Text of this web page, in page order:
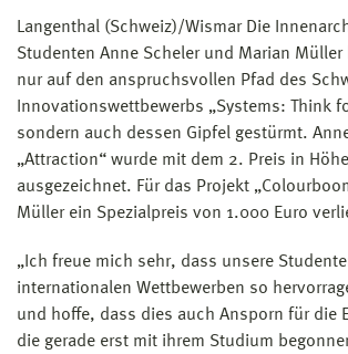
Langenthal (Schweiz)/Wismar Die
Studenten Anne Scheler und Marian
nur auf den anspruchsvollen Pfad des
Innovationswettbewerbs „Systems: Think
sondern auch dessen Gipfel gestürmt.
„Attraction“ wurde mit dem 2. Preis in
ausgezeichnet. Für das Projekt
Müller ein Spezialpreis von 1.000 Euro
„Ich freue mich sehr, dass unsere
internationalen Wettbewerben so
und hoffe, dass dies auch Ansporn für die
die gerade erst mit ihrem Studium